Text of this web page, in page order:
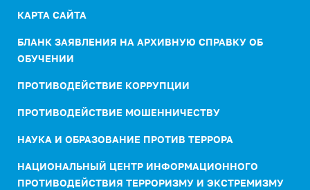
КАРТА САЙТА
БЛАНК ЗАЯВЛЕНИЯ НА АРХИВНУЮ СПРАВКУ ОБ
ОБУЧЕНИИ
ПРОТИВОДЕЙСТВИЕ КОРРУПЦИИ
ПРОТИВОДЕЙСТВИЕ МОШЕННИЧЕСТВУ
НАУКА И ОБРАЗОВАНИЕ ПРОТИВ ТЕРРОРА
НАЦИОНАЛЬНЫЙ ЦЕНТР ИНФОРМАЦИОННОГО
ПРОТИВОДЕЙСТВИЯ ТЕРРОРИЗМУ И ЭКСТРЕМИЗМУ